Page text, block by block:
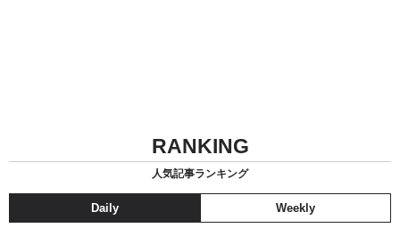
RANKING
人気記事ランキング
Daily Weekly